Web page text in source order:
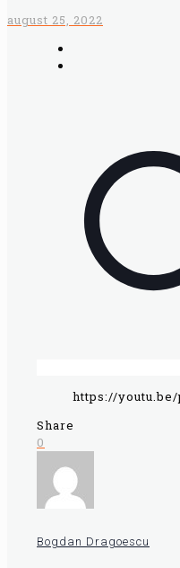
august 25, 2022
https://youtu.be/
Share
0
Bogdan Dragoescu